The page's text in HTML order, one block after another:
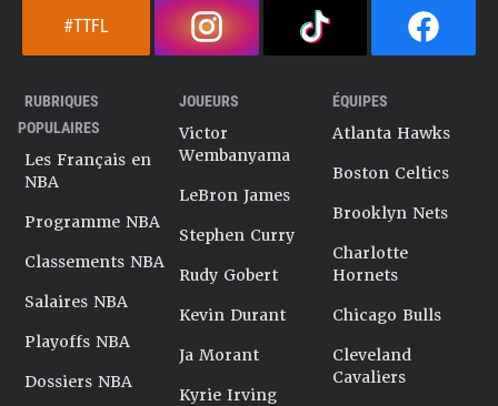
#TTFL
RUBRIQUES
POPULAIRES
Les Français en
NBA
Programme NBA
Classements NBA
Salaires NBA
Playoffs NBA
Dossiers NBA
JOUEURS
Victor
Wembanyama
LeBron James
Stephen Curry
Rudy Gobert
Kevin Durant
Ja Morant
Kyrie Irving
ÉQUIPES
Atlanta Hawks
Boston Celtics
Brooklyn Nets
Charlotte
Hornets
Chicago Bulls
Cleveland
Cavaliers